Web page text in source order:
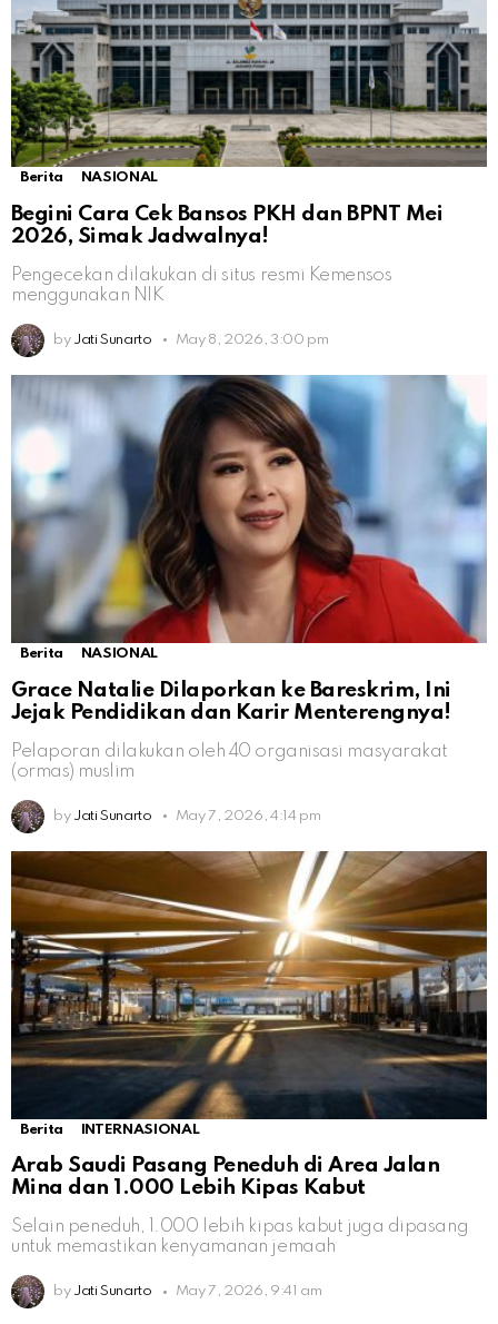
Berita NASIONAL
Begini Cara Cek Bansos PKH dan BPNT Mei
2026, Simak Jadwalnya!
Pengecekan dilakukan di situs resmi Kemensos
menggunakan NIK
by Jati Sunarto May 8, 2026, 3:00 pm
Berita NASIONAL
Grace Natalie Dilaporkan ke Bareskrim, Ini
Jejak Pendidikan dan Karir Menterengnya!
Pelaporan dilakukan oleh 40 organisasi masyarakat
(ormas) muslim
by Jati Sunarto May 7, 2026, 4:14 pm
Berita INTERNASIONAL
Arab Saudi Pasang Peneduh di Area Jalan
Mina dan 1.000 Lebih Kipas Kabut
Selain peneduh, 1.000 lebih kipas kabut juga dipasang
untuk memastikan kenyamanan jemaah
by Jati Sunarto May 7, 2026, 9:41 am